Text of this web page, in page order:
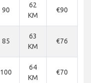
90
62
KM
€90
85
63
KM
€76
100
64
KM
€70